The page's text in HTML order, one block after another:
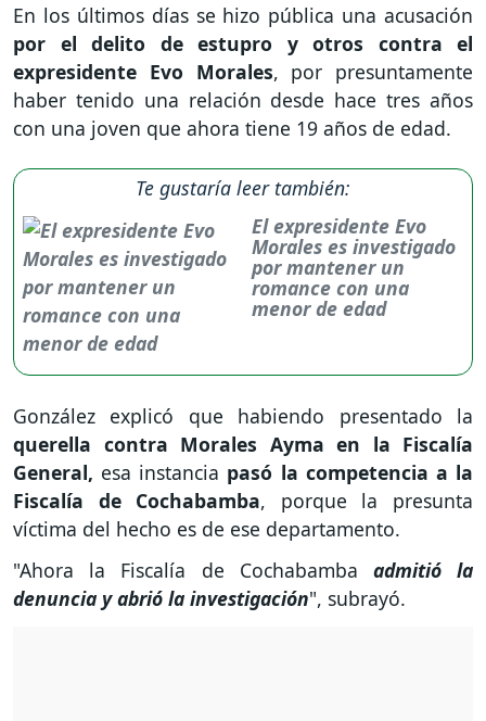
En los últimos días se hizo pública una acusación
por el delito de estupro y otros contra el
expresidente Evo Morales, por presuntamente
haber tenido una relación desde hace tres años
con una joven que ahora tiene 19 años de edad.
Te gustaría leer también:
El expresidente Evo
Morales es investigado
por mantener un
romance con una
menor de edad
González explicó que habiendo presentado la
querella contra Morales Ayma en la Fiscalía
General, esa instancia pasó la competencia a la
Fiscalía de Cochabamba, porque la presunta
víctima del hecho es de ese departamento.
"Ahora la Fiscalía de Cochabamba admitió la
denuncia y abrió la investigación", subrayó.